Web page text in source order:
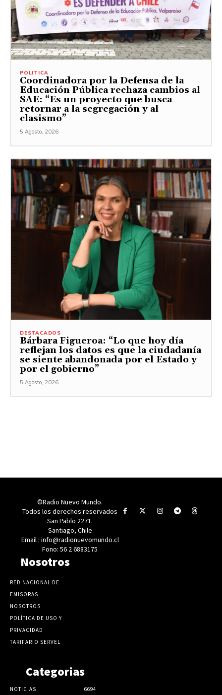
POLITICA
Coordinadora por la Defensa de la
Educación Pública rechaza cambios al
SAE: “Es un proyecto que busca
retornar a la segregación y al
clasismo”
5 Agosto, 2026
DESTACADOS
Bárbara Figueroa: “Lo que hoy día
reflejan los datos es que la ciudadanía
se siente abandonada por el Estado y
por el gobierno”
5 Agosto, 2026
©Radio Nuevo Mundo.
Todos los derechos reservados
San Pablo 2271.
Santiago, Chile
Email : info@radionuevomundo.cl
Fono: 56 2 6883175
Nosotros
RED NACIONAL DE
EMISORAS
NOSOTROS
POLÍTICA DE USO Y
PRIVACIDAD
TARIFARIO SERVEL
Categorias
NOTICIAS 6694